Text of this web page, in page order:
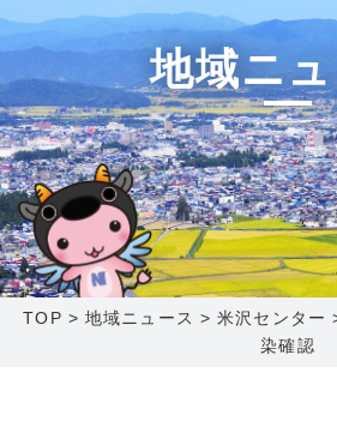
函館センター
新潟センター
お得なセットプラン
料金シミュレーション
サポート
Q&A
センター情報
〒992-0044
山形県米沢市春日四丁目2-75
0238-24-2525
営業時間 9:00～18:00
〒
福
1
地域ニ
TOP >地域ニュース >米沢センター
染確認